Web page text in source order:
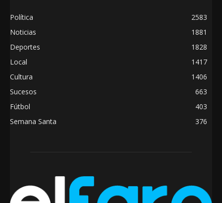
Política
2583
Noticias
1881
Deportes
1828
Local
1417
Cultura
1406
Sucesos
663
Fútbol
403
Semana Santa
376